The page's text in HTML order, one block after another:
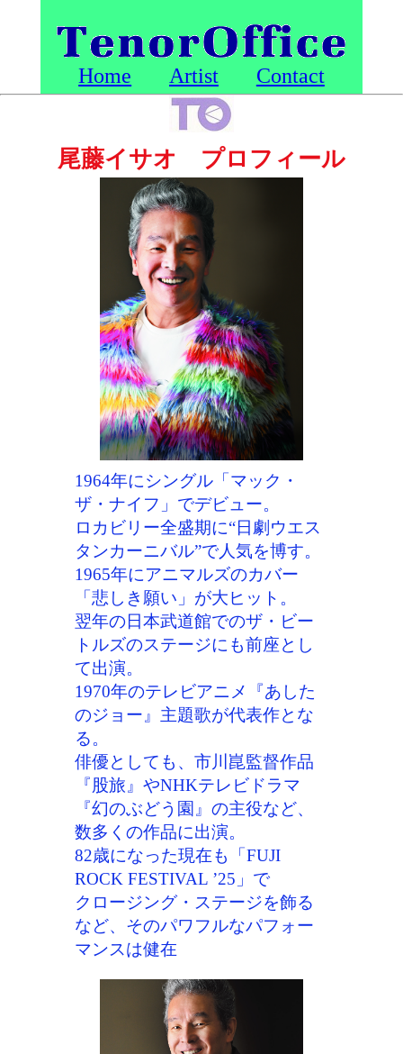
Home Artist Contact
尾藤イサオ プロフィール
1964年にシングル「マック・
ザ・ナイフ」でデビュー。
ロカビリー全盛期に“日劇ウエス
タンカーニバル”で人気を博す。
1965年にアニマルズのカバー
「悲しき願い」が大ヒット。
翌年の日本武道館でのザ・ビー
トルズのステージにも前座とし
て出演。
1970年のテレビアニメ『あした
のジョー』主題歌が代表作とな
る。
俳優としても、市川崑監督作品
『股旅』やNHKテレビドラマ
『幻のぶどう園』の主役など、
数多くの作品に出演。
82歳になった現在も「FUJI
ROCK FESTIVAL ’25」で
クロージング・ステージを飾る
など、そのパワフルなパフォー
マンスは健在